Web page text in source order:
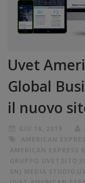
Uvet
Global
il nuovo